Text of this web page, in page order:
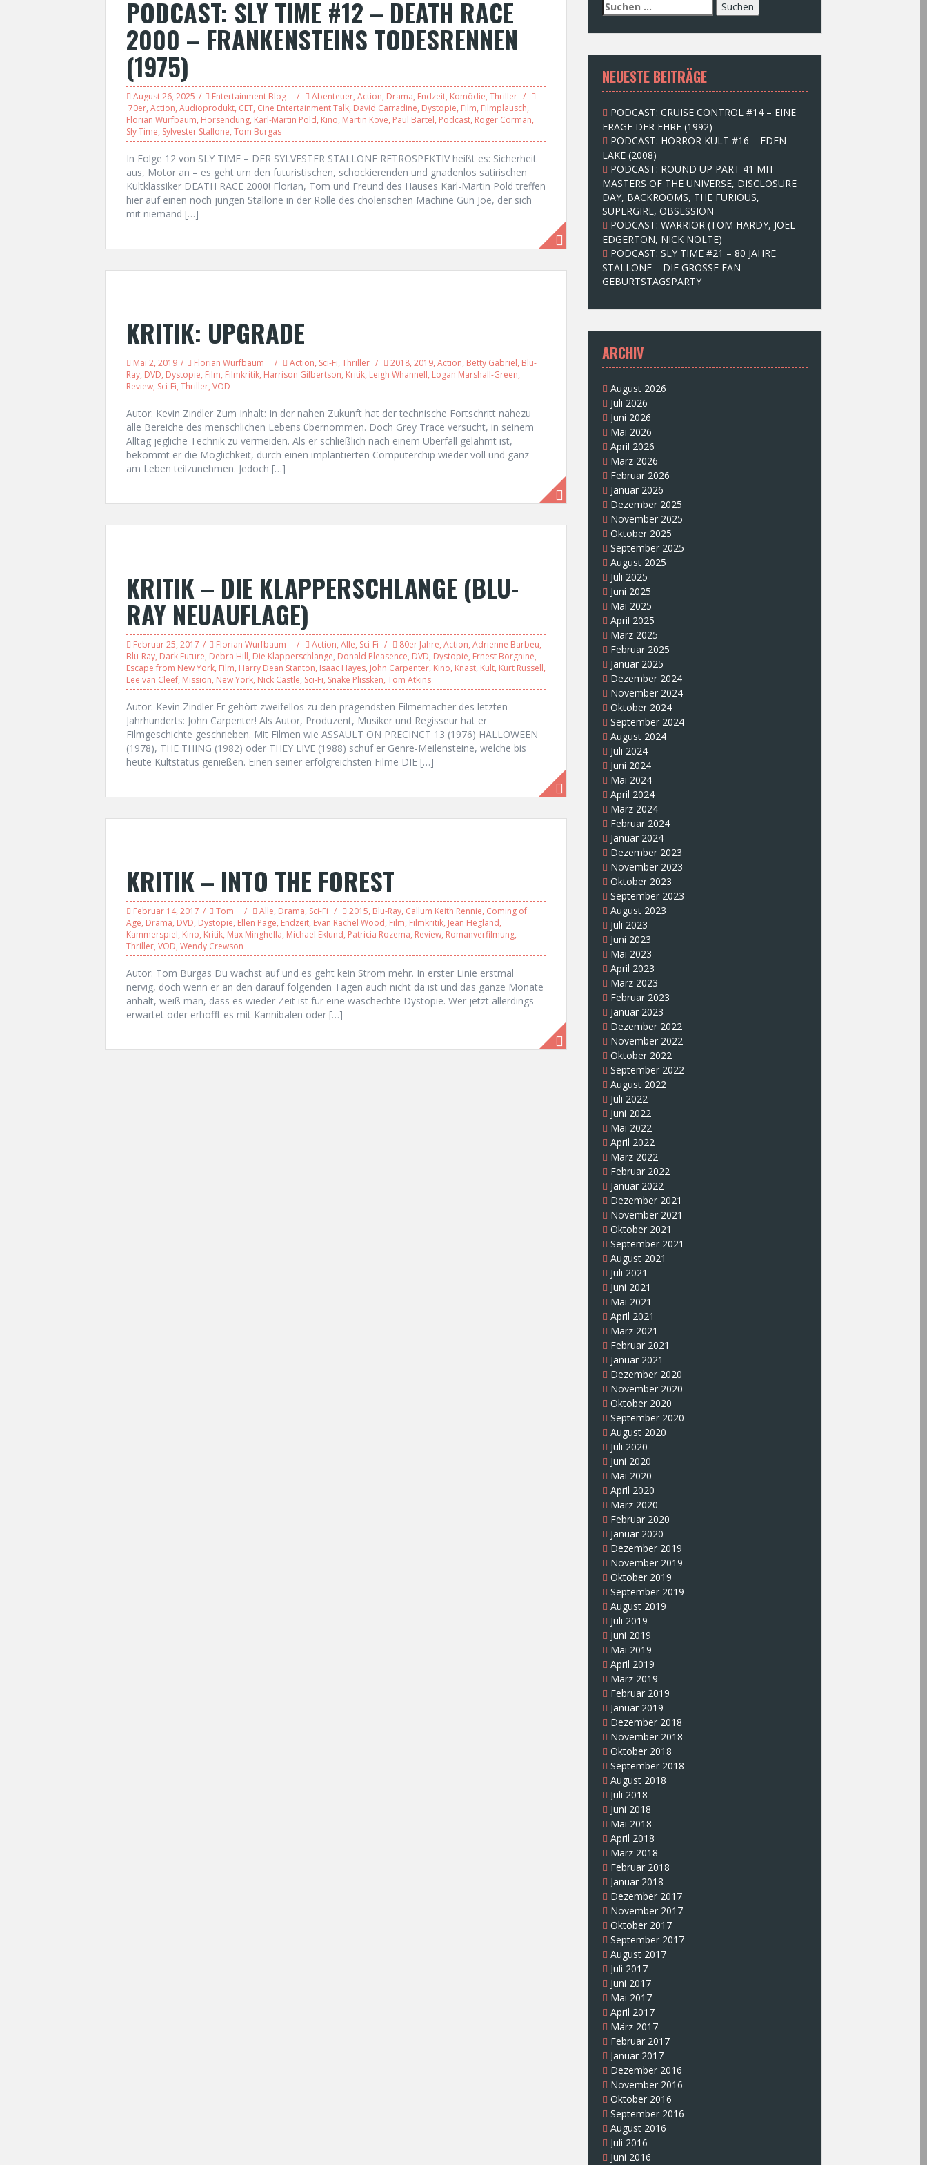
PODCAST: SLY TIME #12 – DEATH RACE
2000 – FRANKENSTEINS TODESRENNEN
(1975)
August 26, 2025 Entertainment Blog Abenteuer, Action, Drama, Endzeit, Komödie, Thriller
70er, Action, Audioprodukt, CET, Cine Entertainment Talk, David Carradine, Dystopie, Film, Filmplausch,
Florian Wurfbaum, Hörsendung, Karl-Martin Pold, Kino, Martin Kove, Paul Bartel, Podcast, Roger Corman,
Sly Time, Sylvester Stallone, Tom Burgas
In Folge 12 von SLY TIME – DER SYLVESTER STALLONE RETROSPEKTIV heißt es: Sicherheit
aus, Motor an – es geht um den futuristischen, schockierenden und gnadenlos satirischen
Kultklassiker DEATH RACE 2000! Florian, Tom und Freund des Hauses Karl-Martin Pold treffen
hier auf einen noch jungen Stallone in der Rolle des cholerischen Machine Gun Joe, der sich
mit niemand […]
KRITIK: UPGRADE
Mai 2, 2019 Florian Wurfbaum Action, Sci-Fi, Thriller 2018, 2019, Action, Betty Gabriel, Blu-
Ray, DVD, Dystopie, Film, Filmkritik, Harrison Gilbertson, Kritik, Leigh Whannell, Logan Marshall-Green,
Review, Sci-Fi, Thriller, VOD
Autor: Kevin Zindler Zum Inhalt: In der nahen Zukunft hat der technische Fortschritt nahezu
alle Bereiche des menschlichen Lebens übernommen. Doch Grey Trace versucht, in seinem
Alltag jegliche Technik zu vermeiden. Als er schließlich nach einem Überfall gelähmt ist,
bekommt er die Möglichkeit, durch einen implantierten Computerchip wieder voll und ganz
am Leben teilzunehmen. Jedoch […]
KRITIK – DIE KLAPPERSCHLANGE (BLU-
RAY NEUAUFLAGE)
Februar 25, 2017 Florian Wurfbaum Action, Alle, Sci-Fi 80er Jahre, Action, Adrienne Barbeu,
Blu-Ray, Dark Future, Debra Hill, Die Klapperschlange, Donald Pleasence, DVD, Dystopie, Ernest Borgnine,
Escape from New York, Film, Harry Dean Stanton, Isaac Hayes, John Carpenter, Kino, Knast, Kult, Kurt Russell,
Lee van Cleef, Mission, New York, Nick Castle, Sci-Fi, Snake Plissken, Tom Atkins
Autor: Kevin Zindler Er gehört zweifellos zu den prägendsten Filmemacher des letzten
Jahrhunderts: John Carpenter! Als Autor, Produzent, Musiker und Regisseur hat er
Filmgeschichte geschrieben. Mit Filmen wie ASSAULT ON PRECINCT 13 (1976) HALLOWEEN
(1978), THE THING (1982) oder THEY LIVE (1988) schuf er Genre-Meilensteine, welche bis
heute Kultstatus genießen. Einen seiner erfolgreichsten Filme DIE […]
KRITIK – INTO THE FOREST
Februar 14, 2017 Tom Alle, Drama, Sci-Fi 2015, Blu-Ray, Callum Keith Rennie, Coming of
Age, Drama, DVD, Dystopie, Ellen Page, Endzeit, Evan Rachel Wood, Film, Filmkritik, Jean Hegland,
Kammerspiel, Kino, Kritik, Max Minghella, Michael Eklund, Patricia Rozema, Review, Romanverfilmung,
Thriller, VOD, Wendy Crewson
Autor: Tom Burgas Du wachst auf und es geht kein Strom mehr. In erster Linie erstmal
nervig, doch wenn er an den darauf folgenden Tagen auch nicht da ist und das ganze Monate
anhält, weiß man, dass es wieder Zeit ist für eine waschechte Dystopie. Wer jetzt allerdings
erwartet oder erhofft es mit Kannibalen oder […]
S
u
c
e
n
n
c
h
:
NEUESTE BEITRÄGE
PODCAST: CRUISE CONTROL #14 – EINE
FRAGE DER EHRE (1992)
PODCAST: HORROR KULT #16 – EDEN
LAKE (2008)
PODCAST: ROUND UP PART 41 MIT
MASTERS OF THE UNIVERSE, DISCLOSURE
DAY, BACKROOMS, THE FURIOUS,
SUPERGIRL, OBSESSION
PODCAST: WARRIOR (TOM HARDY, JOEL
EDGERTON, NICK NOLTE)
PODCAST: SLY TIME #21 – 80 JAHRE
STALLONE – DIE GROSSE FAN-
GEBURTSTAGSPARTY
ARCHIV
August 2026
Juli 2026
Juni 2026
Mai 2026
April 2026
März 2026
Februar 2026
Januar 2026
Dezember 2025
November 2025
Oktober 2025
September 2025
August 2025
Juli 2025
Juni 2025
Mai 2025
April 2025
März 2025
Februar 2025
Januar 2025
Dezember 2024
November 2024
Oktober 2024
September 2024
August 2024
Juli 2024
Juni 2024
Mai 2024
April 2024
März 2024
Februar 2024
Januar 2024
Dezember 2023
November 2023
Oktober 2023
September 2023
August 2023
Juli 2023
Juni 2023
Mai 2023
April 2023
März 2023
Februar 2023
Januar 2023
Dezember 2022
November 2022
Oktober 2022
September 2022
August 2022
Juli 2022
Juni 2022
Mai 2022
April 2022
März 2022
Februar 2022
Januar 2022
Dezember 2021
November 2021
Oktober 2021
September 2021
August 2021
Juli 2021
Juni 2021
Mai 2021
April 2021
März 2021
Februar 2021
Januar 2021
Dezember 2020
November 2020
Oktober 2020
September 2020
August 2020
Juli 2020
Juni 2020
Mai 2020
April 2020
März 2020
Februar 2020
Januar 2020
Dezember 2019
November 2019
Oktober 2019
September 2019
August 2019
Juli 2019
Juni 2019
Mai 2019
April 2019
März 2019
Februar 2019
Januar 2019
Dezember 2018
November 2018
Oktober 2018
September 2018
August 2018
Juli 2018
Juni 2018
Mai 2018
April 2018
März 2018
Februar 2018
Januar 2018
Dezember 2017
November 2017
Oktober 2017
September 2017
August 2017
Juli 2017
Juni 2017
Mai 2017
April 2017
März 2017
Februar 2017
Januar 2017
Dezember 2016
November 2016
Oktober 2016
September 2016
August 2016
Juli 2016
Juni 2016